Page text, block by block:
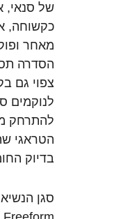
של סנאי,
כקשוחה,
מאחר
הסדרה
צפוי גם
לנוקמים
להתרחק
הטראגי
בדיוק